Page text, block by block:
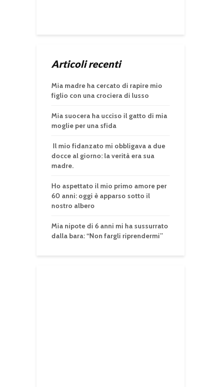
Articoli recenti
Mia madre ha cercato di rapire mio
figlio con una crociera di lusso
Mia suocera ha ucciso il gatto di mia
moglie per una sfida
Il mio fidanzato mi obbligava a due
docce al giorno: la verità era sua
madre.
Ho aspettato il mio primo amore per
60 anni: oggi è apparso sotto il
nostro albero
Mia nipote di 6 anni mi ha sussurrato
dalla bara: “Non fargli riprendermi”